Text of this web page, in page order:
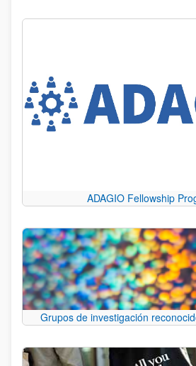
ADAGIO Fellowship
Grupos de investigación